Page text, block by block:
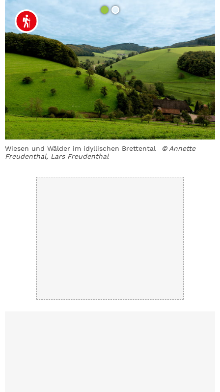
Wiesen und Wälder im idyllischen Brettental
© Annette
Freudenthal, Lars Freudenthal